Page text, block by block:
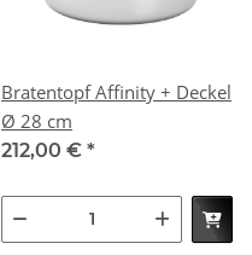
Bratentopf Affinity + Deckel
Ø 28 cm
212,00 € *